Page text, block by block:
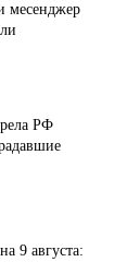
месенджер
РФ
9 августа: